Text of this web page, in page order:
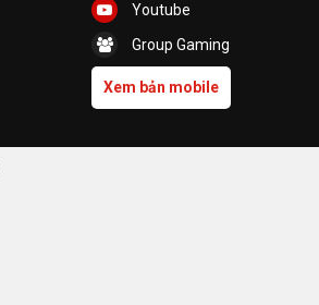
Youtube
Group Gaming
Xem bản mobile